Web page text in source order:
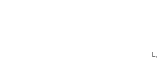
L